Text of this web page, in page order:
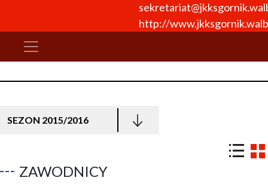
http://
SEZON 2015/2016
ZAWODNICY